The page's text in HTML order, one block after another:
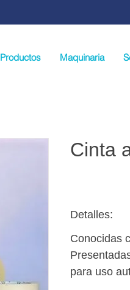
Productos Maquinaria
Cinta
Detalles:
Conocidas
para uso